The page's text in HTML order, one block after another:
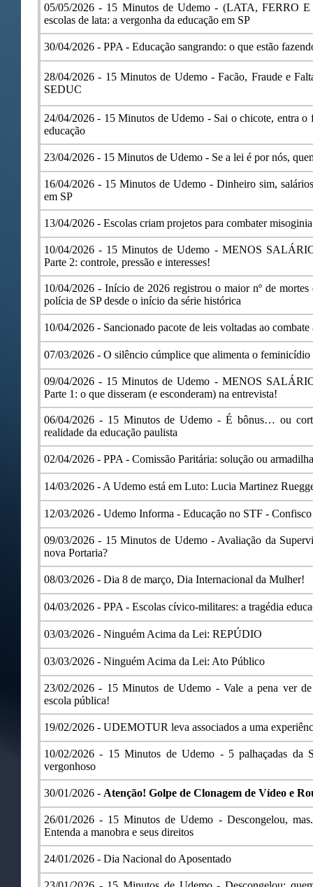
05/05/2026 - 15 Minutos de Udemo - (LATA, FERRO
escolas de lata: a vergonha da educação em SP
30/04/2026 - PPA - Educação sangrando: o que estão
28/04/2026 - 15 Minutos de Udemo - Facão, Fraude e
SEDUC
24/04/2026 - 15 Minutos de Udemo - Sai o chicote, entra o
educação
23/04/2026 - 15 Minutos de Udemo - Se a lei é por nós,
16/04/2026 - 15 Minutos de Udemo - Dinheiro sim,
em SP
13/04/2026 - Escolas criam projetos para combater
10/04/2026 - 15 Minutos de Udemo - MENOS
Parte 2: controle, pressão e interesses!
10/04/2026 - Início de 2026 registrou o maior nº de mortes
polícia de SP desde o início da série histórica
10/04/2026 - Sancionado pacote de leis voltadas ao
07/03/2026 - O silêncio cúmplice que alimenta o feminicídio
09/04/2026 - 15 Minutos de Udemo - MENOS
Parte 1: o que disseram (e esconderam) na entrevista!
06/04/2026 - 15 Minutos de Udemo - É bônus… ou
realidade da educação paulista
02/04/2026 - PPA - Comissão Paritária: solução ou
14/03/2026 - A Udemo está em Luto: Lucia Martinez
12/03/2026 - Udemo Informa - Educação no STF - Confisco
09/03/2026 - 15 Minutos de Udemo - Avaliação da
nova Portaria?
08/03/2026 - Dia 8 de março, Dia Internacional da Mulher!
04/03/2026 - PPA - Escolas cívico-militares: a tragédia
03/03/2026 - Ninguém Acima da Lei: REPÚDIO
03/03/2026 - Ninguém Acima da Lei: Ato Público
23/02/2026 - 15 Minutos de Udemo - Vale a pena ver
escola pública!
19/02/2026 - UDEMOTUR leva associados a uma
10/02/2026 - 15 Minutos de Udemo - 5 palhaçadas da
vergonhoso
30/01/2026 - Atenção! Golpe de Clonagem de Vídeo e
26/01/2026 - 15 Minutos de Udemo - Descongelou,
Entenda a manobra e seus direitos
24/01/2026 - Dia Nacional do Aposentado